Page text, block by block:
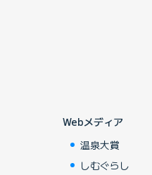
Webメディア
温泉大賞
しむぐらし